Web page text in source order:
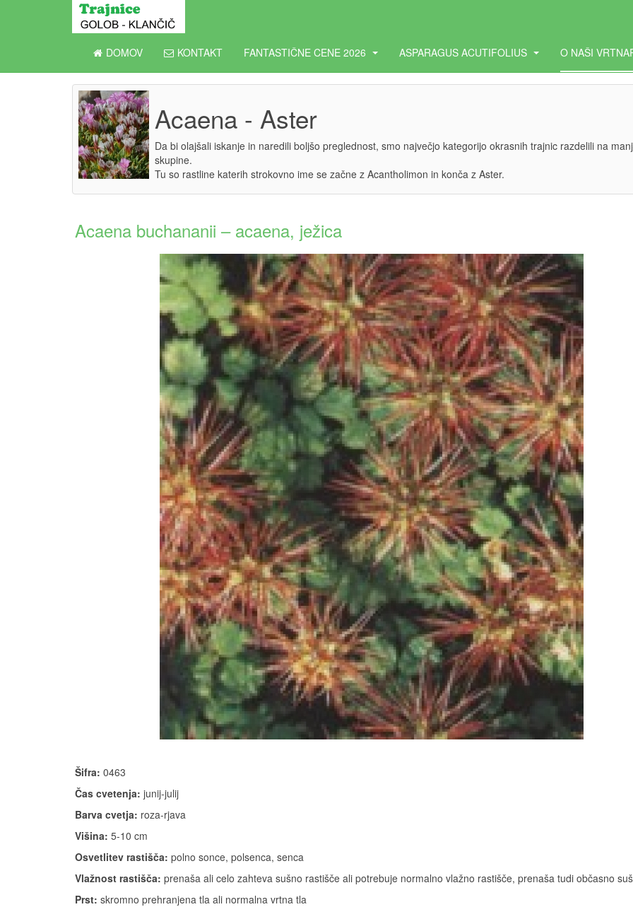
DOMOV KONTAKT FANTASTIČNE CENE 2026 ASPARAGUS ACUTIFOLIUS O NAŠI
Acaena - Aster
Da bi olajšali iskanje in naredili boljšo preglednost, smo največjo kategorijo okrasnih trajnic razdelili na
skupine.
Tu so rastline katerih strokovno ime se začne z Acantholimon in konča z Aster.
Acaena buchananii – acaena, ježica
Šifra: 0463
Čas cvetenja: junij-julij
Barva cvetja: roza-rjava
Višina: 5-10 cm
Osvetlitev rastišča: polno sonce, polsenca, senca
Vlažnost rastišča: prenaša ali celo zahteva sušno rastišče ali potrebuje normalno vlažno rastišče, prenaša tudi občasno
Prst: skromno prehranjena tla ali normalna vrtna tla